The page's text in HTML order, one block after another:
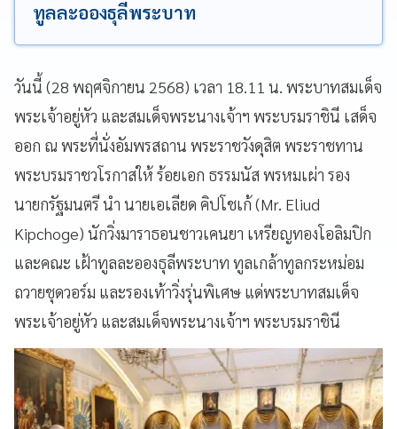
ทูลละอองธุลีพระบาท
วันนี้ (28 พฤศจิกายน 2568) เวลา 18.11 น. พระบาทสมเด็จ
พระเจ้าอยู่หัว และสมเด็จพระนางเจ้าฯ พระบรมราชินี เสด็จ
ออก ณ พระที่นั่งอัมพรสถาน พระราชวังดุสิต พระราชทาน
พระบรมราชวโรกาสให้ ร้อยเอก ธรรมนัส พรหมเผ่า รอง
นายกรัฐมนตรี นำ นายเอเลียด คิปโชเก้ (Mr. Eliud
Kipchoge) นักวิ่งมาราธอนชาวเคนยา เหรียญทองโอลิมปิก
และคณะ เฝ้าทูลละอองธุลีพระบาท ทูลเกล้าทูลกระหม่อม
ถวายชุดวอร์ม และรองเท้าวิ่งรุ่นพิเศษ แด่พระบาทสมเด็จ
พระเจ้าอยู่หัว และสมเด็จพระนางเจ้าฯ พระบรมราชินี